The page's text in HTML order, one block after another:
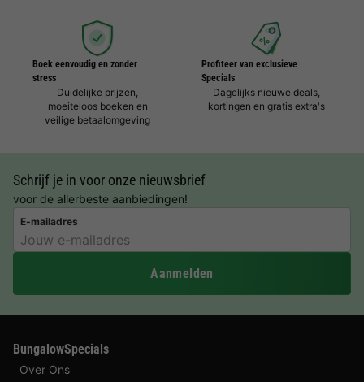
Boek eenvoudig en zonder
stress
Duidelijke prijzen,
moeiteloos boeken en
veilige betaalomgeving
Profiteer van exclusieve
Specials
Dagelijks nieuwe deals,
kortingen en gratis extra's
Schrijf je in voor onze nieuwsbrief
voor de allerbeste aanbiedingen!
E-mailadres
Aanmelden
BungalowSpecials
Over Ons